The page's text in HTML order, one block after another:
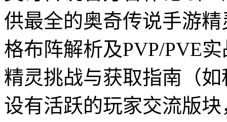
供最全的奥奇传说手游
格布阵解析及PVP/PVE
精灵挑战与获取指南（
设有活跃的玩家交流版